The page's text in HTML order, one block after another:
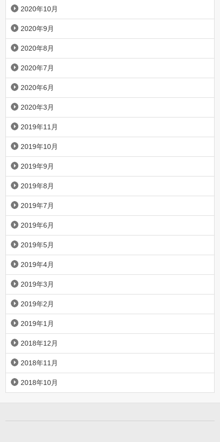
2020年10月
2020年9月
2020年8月
2020年7月
2020年6月
2020年3月
2019年11月
2019年10月
2019年9月
2019年8月
2019年7月
2019年6月
2019年5月
2019年4月
2019年3月
2019年2月
2019年1月
2018年12月
2018年11月
2018年10月